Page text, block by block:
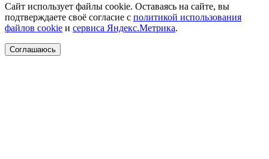
Сайт использует файлы cookie. Оставаясь на сайте, вы
подтверждаете своё согласие с политикой использования
файлов cookie и сервиса Яндекс.Метрика.
Соглашаюсь